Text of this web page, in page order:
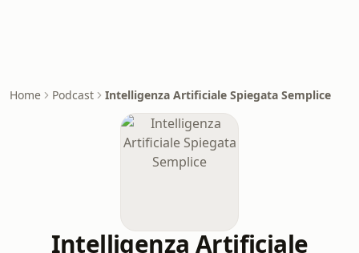
Home Podcast Intelligenza Artificiale Spiegata Semplice
Intelligenza Artificiale